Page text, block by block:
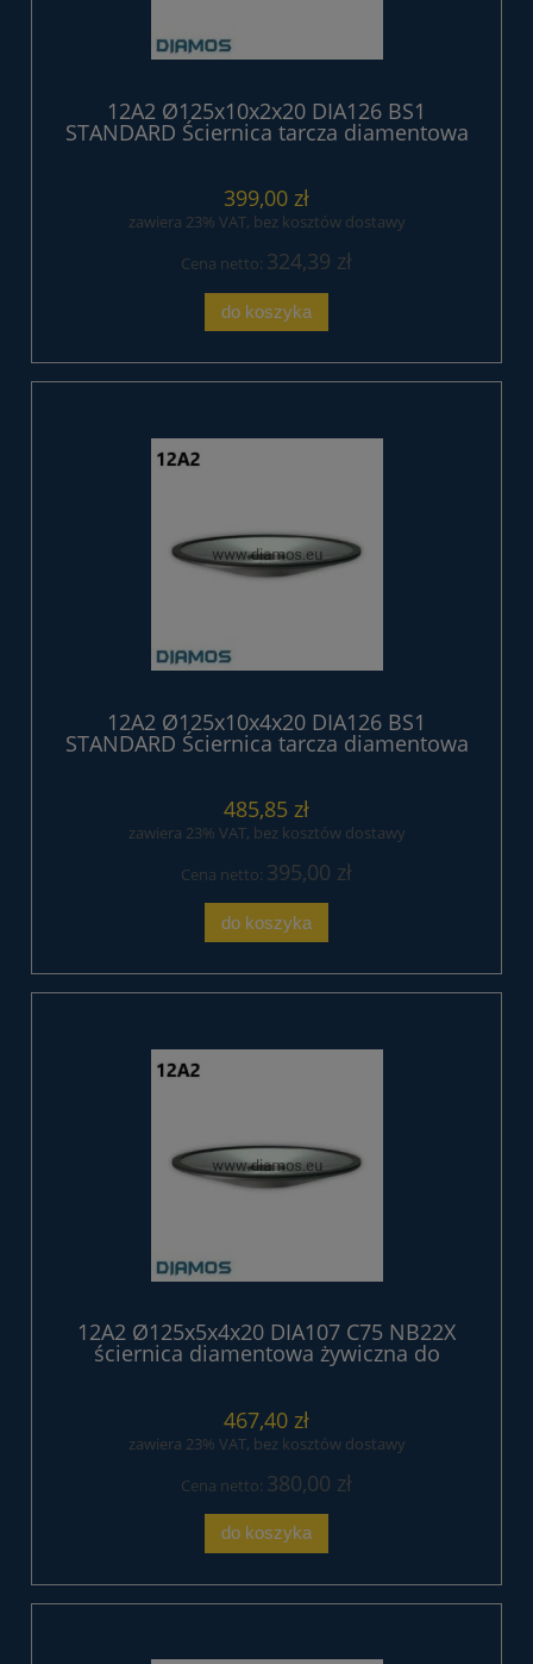
12A2 Ø125x10x2x20 DIA126 BS1
STANDARD Ściernica tarcza diamentowa
399,00 zł
zawiera 23% VAT, bez kosztów dostawy
Cena netto: 324,39 zł
do koszyka
12A2 Ø125x10x4x20 DIA126 BS1
STANDARD Ściernica tarcza diamentowa
485,85 zł
zawiera 23% VAT, bez kosztów dostawy
Cena netto: 395,00 zł
do koszyka
12A2 Ø125x5x4x20 DIA107 C75 NB22X
ściernica diamentowa żywiczna do
ostrzenia pił tarczowych
467,40 zł
zawiera 23% VAT, bez kosztów dostawy
Cena netto: 380,00 zł
do koszyka